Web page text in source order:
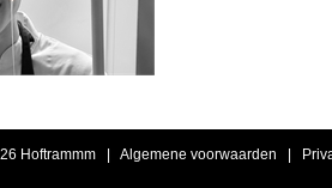
Hoftrammm | Algemene voorwaarden